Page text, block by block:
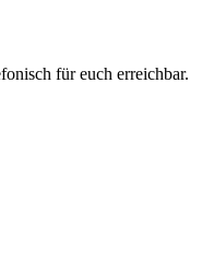
für euch erreichbar.